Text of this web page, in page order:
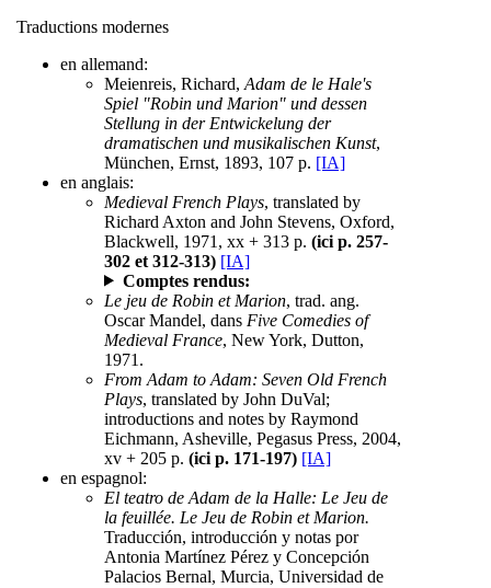
Traductions modernes
en allemand:
Meienreis, Richard, Adam de le Hale's
Spiel "Robin und Marion" und dessen
Stellung in der Entwickelung der
dramatischen und musikalischen Kunst,
München, Ernst, 1893, 107 p. [IA]
en anglais:
Medieval French Plays, translated by
Richard Axton and John Stevens, Oxford,
Blackwell, 1971, xx + 313 p. (ici p. 257-
302 et 312-313) [IA]
Comptes rendus:
Le jeu de Robin et Marion, trad. ang.
Oscar Mandel, dans Five Comedies of
Medieval France, New York, Dutton,
1971.
From Adam to Adam: Seven Old French
Plays, translated by John DuVal;
introductions and notes by Raymond
Eichmann, Asheville, Pegasus Press, 2004,
xv + 205 p. (ici p. 171-197) [IA]
en espagnol:
El teatro de Adam de la Halle: Le Jeu de
la feuillée. Le Jeu de Robin et Marion.
Traducción, introducción y notas por
Antonia Martínez Pérez y Concepción
Palacios Bernal, Murcia, Universidad de